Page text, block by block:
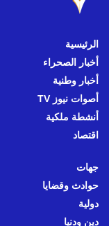
الرئيسية
أخبار الصحراء
أخبار وطنية
أصوات نيوز TV
أنشطة ملكية
اقتصاد
جهات
حوادث وقضايا
دولية
دين ودنيا